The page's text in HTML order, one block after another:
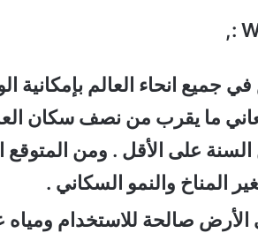
جميع انحاء العالم بإمكانية
ما يقرب من نصف سكان
على الأقل . ومن المتوقع
المناخ والنمو السكاني .
الأرض صالحة للاستخدام ومياه